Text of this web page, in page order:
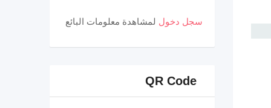
سجل دخول لمشاهدة معلومات البائع
QR Code